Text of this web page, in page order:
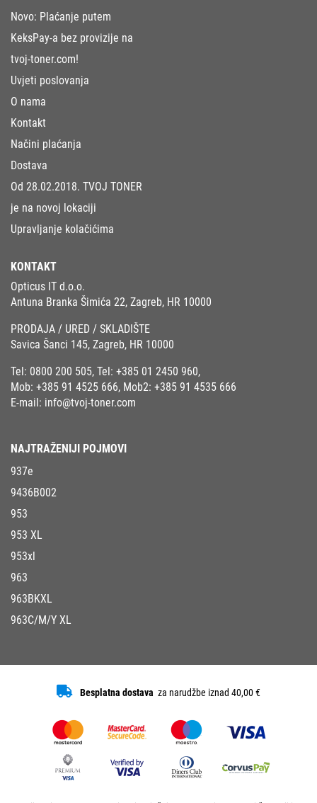
Novo: Plaćanje putem
KeksPay-a bez provizije na
tvoj-toner.com!
Uvjeti poslovanja
O nama
Kontakt
Načini plaćanja
Dostava
Od 28.02.2018. TVOJ TONER
je na novoj lokaciji
Upravljanje kolačićima
KONTAKT
Opticus IT d.o.o.
Antuna Branka Šimića 22, Zagreb, HR 10000
PRODAJA / URED / SKLADIŠTE
Savica Šanci 145, Zagreb, HR 10000
Tel: 0800 200 505, Tel: +385 01 2450 960,
Mob: +385 91 4525 666, Mob2: +385 91 4535 666
E-mail: info@tvoj-toner.com
NAJTRAŽENIJI POJMOVI
937e
9436B002
953
953 XL
953xl
963
963BKXL
963C/M/Y XL
Besplatna dostava za narudžbe iznad 40,00 €